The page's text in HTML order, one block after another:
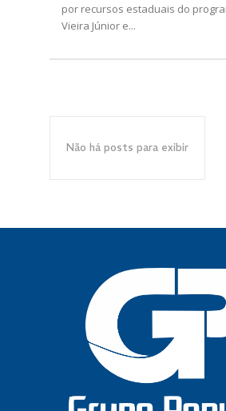
por recursos estaduais do
Vieira Júnior e...
Não há posts para exibir